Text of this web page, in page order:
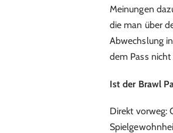
Meinungen
die man über
Abwechslung
dem Pass
Ist der Brawl
Direkt vorweg: